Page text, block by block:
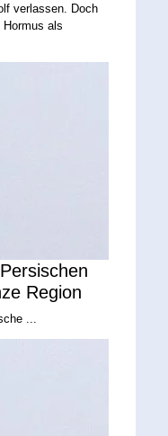
verlassen. Doch
als
Region
...